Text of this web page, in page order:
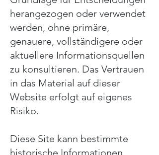
herangezogen oder verwendet
werden, ohne primäre,
genauere, vollständigere oder
aktuellere Informationsquellen
zu konsultieren. Das Vertrauen
in das Material auf dieser
Website erfolgt auf eigenes
Risiko.
Diese Site kann bestimmte